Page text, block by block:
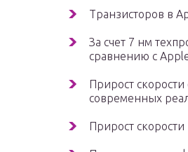
Транзисторов в
За счет 7 нм
сравнению с
Прирост скорости
современных
Прирост скорости